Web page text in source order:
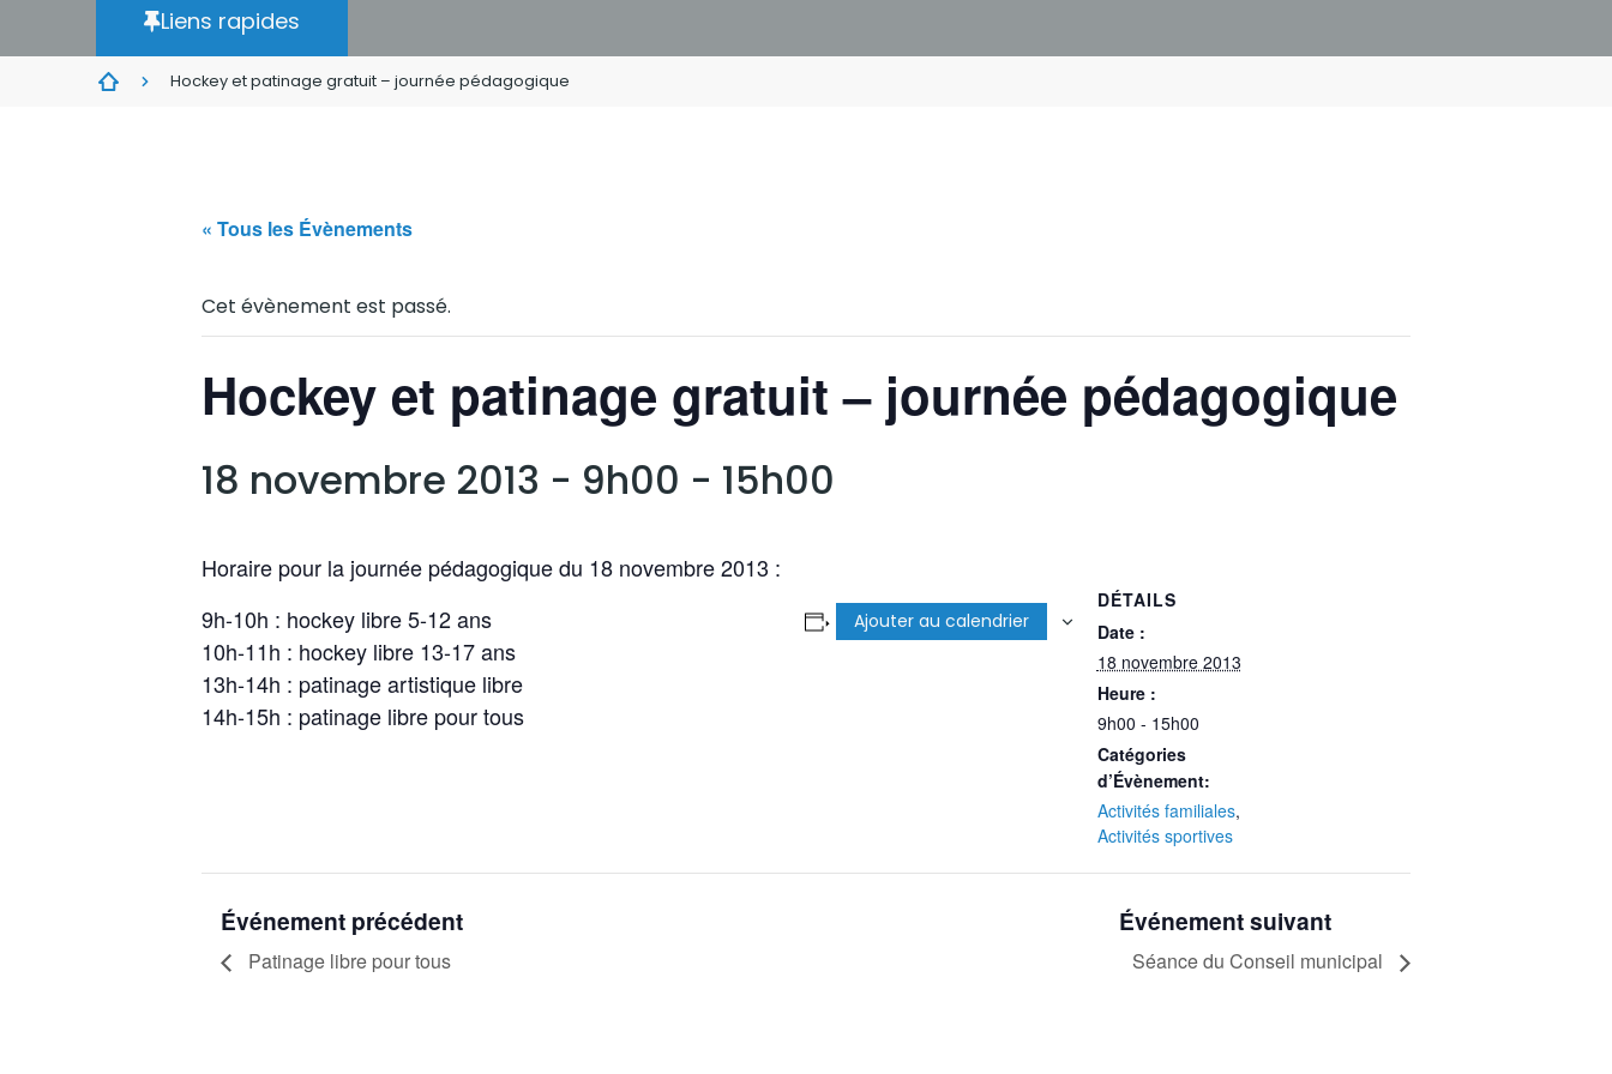
Liens rapides
Hockey et patinage gratuit – journée pédagogique
« Tous les Évènements
Cet évènement est passé.
Hockey et patinage gratuit – journée pédagogique
18 novembre 2013 - 9h00 - 15h00
Horaire pour la journée pédagogique du 18 novembre 2013 :
9h-10h : hockey libre 5-12 ans
10h-11h : hockey libre 13-17 ans
13h-14h : patinage artistique libre
14h-15h : patinage libre pour tous
Ajouter au calendrier
DÉTAILS
Date :
18 novembre 2013
Heure :
9h00 - 15h00
Catégories
d’Évènement:
Activités familiales,
Activités sportives
Événement précédent
Patinage libre pour tous
Événement suivant
Séance du Conseil municipal